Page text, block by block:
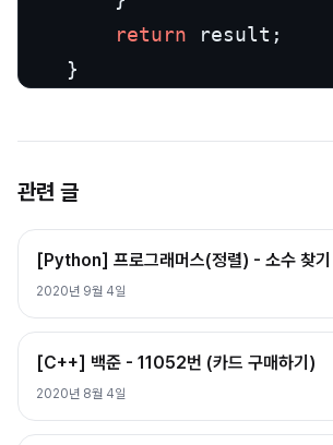
return result;
	}
관련 글
[Python] 프로그래머스(정렬) - 소수 찾기
2020년 9월 4일
[C++] 백준 - 11052번 (카드 구매하기)
2020년 8월 4일